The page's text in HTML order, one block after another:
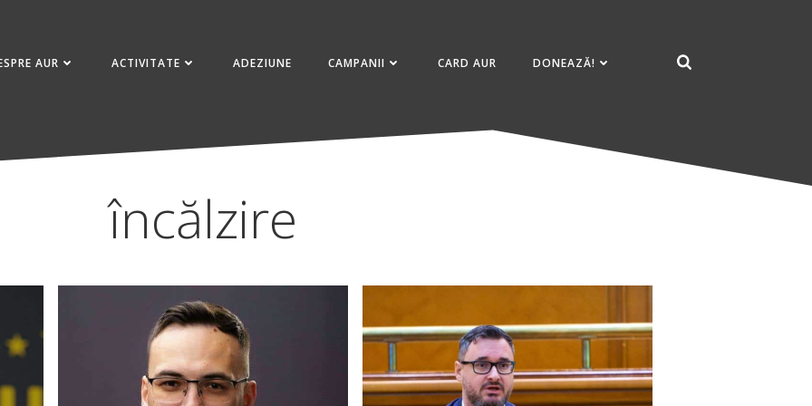
AUR ACTIVITATE ADEZIUNE CAMPANII CARD AUR DONEAZĂ!
încălzire